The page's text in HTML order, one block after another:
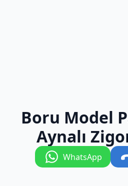
Boru Model
Aynalı
WhatsApp